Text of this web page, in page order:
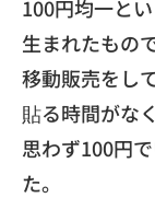
​100円均一と
生まれたもの
移動販売をし
貼る時間がなく
思わず100円
た。